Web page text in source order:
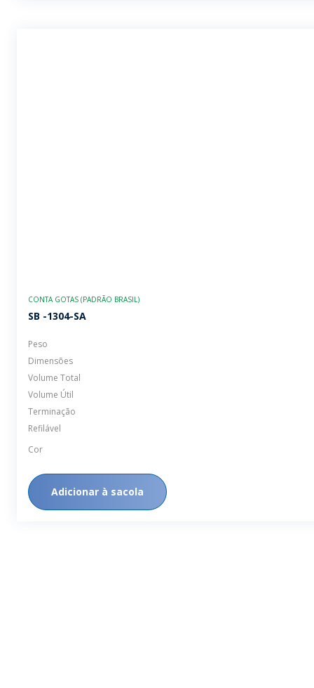
CONTA GOTAS (PADRÃO BRASIL)
SB -1304-SA
Peso
Dimensões
Volume Total
Volume Útil
Terminação
Refilável
Cor
Adicionar à sacola